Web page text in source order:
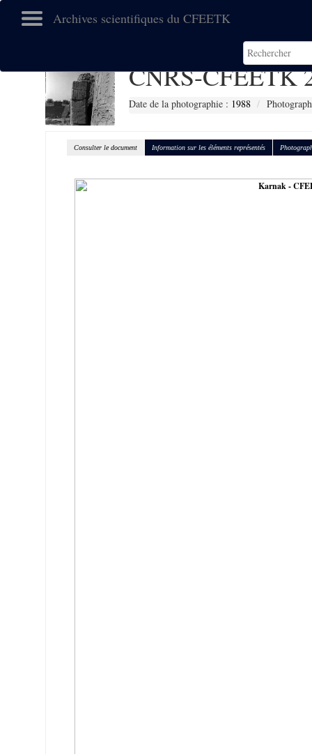
Archives scientifiques du CFEETK
CNRS-CFEETK
Date de la photographie : 1988
Consulter le document Information sur les éléments représentés